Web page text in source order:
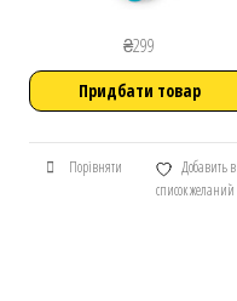
₴299
Придбати товар
Порівняти
Добавить в
список желаний